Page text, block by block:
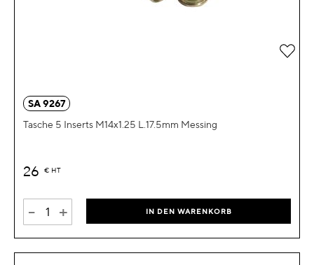
SA 9267
Tasche 5 Inserts M14x1.25 L.17.5mm Messing
26 € HT
- + IN DEN WARENKORB
Zur